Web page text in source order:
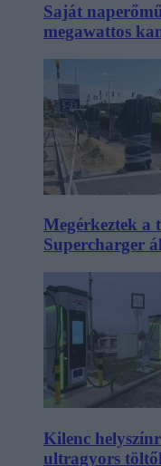
Saját
megawattos
Megérkeztek a
Supercharger
Kilenc
ultragyors